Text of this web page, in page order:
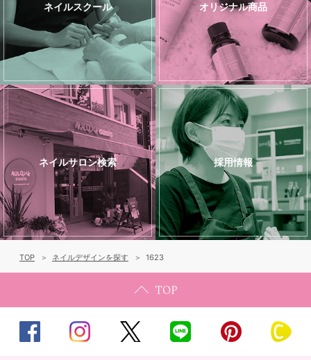
ネイルスクール オリジナル商品
ネイルサロン検索 採用情報
TOP ネイルデザインを探す 1623